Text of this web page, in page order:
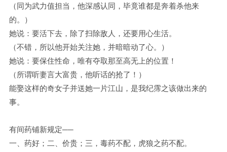
（同为武力值担当，他深感认同，毕竟谁都是奔着杀他来
的。）
她说：要活下去，除了扫除敌人，还要用心生活。
（不错，所以他开始关注她，并暗暗动了心。）
她说：要保住性命，唯有夺取那至高无上的位置！
（所谓听妻言大富贵，他听话的抢了！）
能娶这样的奇女子并送她一片江山，是我纪霈之该做出来的
事。
有间药铺新规定──
一、药好；二、价贵；三，毒药不配，虎狼之药不配。